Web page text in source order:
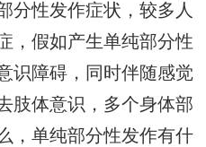
分性发作症状，较多人
，假如产生单纯部分性
识障碍，同时伴随感觉
肢体意识，多个身体部
，单纯部分性发作有什